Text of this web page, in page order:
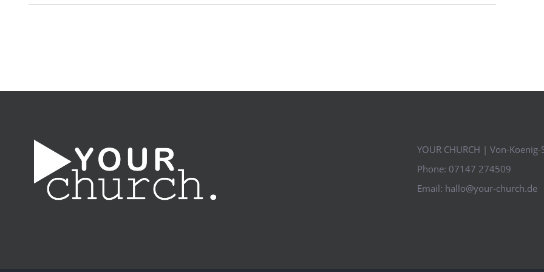
YOUR CHURCH | Von-
Phone: 07147 274509
Email: hallo@your-church.de